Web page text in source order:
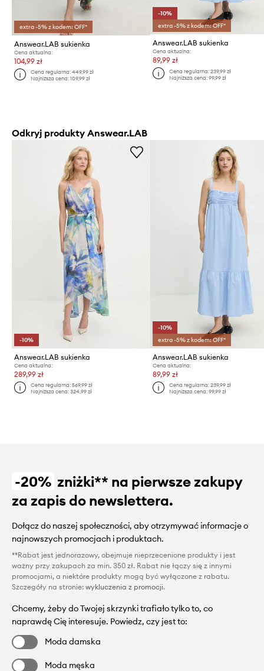
extra -5% z kodem: OFF*
Answear.LAB sukienka
Cena aktualna:
104,99 zł
Cena regularna:449,99 zł
Najniższa cena:109,99 zł
-10%
extra -5% z kodem: OFF*
Answear.LAB sukienka
Cena aktualna:
89,99 zł
Cena regularna: 239,99 zł
Najniższa cena: 99,99 zł
Odkryj produkty Answear.LAB
-10%
Answear.LAB sukienka
Cena aktualna:
289,99 zł
Cena regularna:569,99 zł
Najniższa cena:324,99 zł
-10%
extra -5% z kodem: OFF*
Answear.LAB sukienka
Cena aktualna:
89,99 zł
Cena regularna: 239,99 zł
Najniższa cena: 99,99 zł
-20% zniżki** na pierwsze zakupy
za zapis do newslettera.
Dołącz do naszej społeczności, aby otrzymywać informacje o
najnowszych promocjach i produktach.
**Rabat jest jednorazowy, obejmuje nieprzecenione produkty i jest
ważny przy zakupach za min. 350 zł. Rabat nie łączy się z innymi
promocjami, a niektóre produkty mogą być wyłączone z rabatu.
Szczegóły na stronie: wykluczenia z promocji.
Chcemy, żeby do Twojej skrzynki trafiało tylko to, co
naprawdę Cię interesuje. Powiedz, czy jest to:
Moda damska
Moda męska